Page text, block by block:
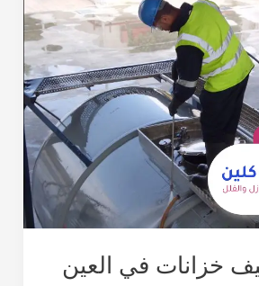
خزانات في العين